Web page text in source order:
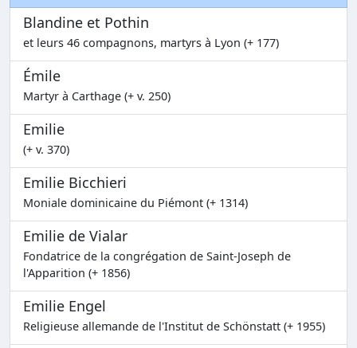
Blandine et Pothin
et leurs 46 compagnons, martyrs à Lyon (+ 177)
Émile
Martyr à Carthage (+ v. 250)
Emilie
(+ v. 370)
Emilie Bicchieri
Moniale dominicaine du Piémont (+ 1314)
Emilie de Vialar
Fondatrice de la congrégation de Saint-Joseph de
l'Apparition (+ 1856)
Emilie Engel
Religieuse allemande de l'Institut de Schönstatt (+ 1955)